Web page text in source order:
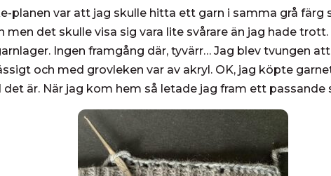
planen var att jag skulle hitta ett garn i samma grå färg
men det skulle visa sig vara lite svårare än jag hade
Ingen framgång där, tyvärr… Jag blev tvungen
och med grovleken var av akryl. OK, jag köpte
det är. När jag kom hem så letade jag fram ett